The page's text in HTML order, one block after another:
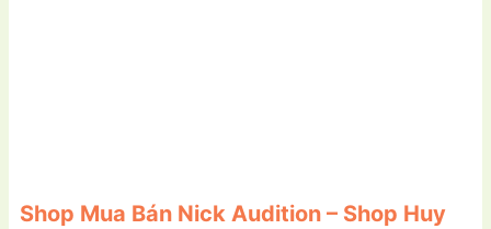
Shop Mua Bán Nick Audition – Shop Huy